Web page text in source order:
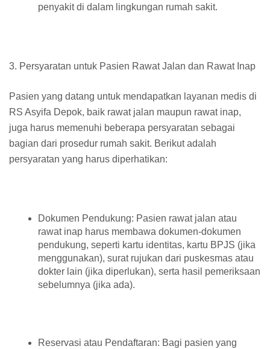
penyakit di dalam lingkungan rumah sakit.
3. Persyaratan untuk Pasien Rawat Jalan dan Rawat Inap
Pasien yang datang untuk mendapatkan layanan medis di
RS Asyifa Depok, baik rawat jalan maupun rawat inap,
juga harus memenuhi beberapa persyaratan sebagai
bagian dari prosedur rumah sakit. Berikut adalah
persyaratan yang harus diperhatikan:
Dokumen Pendukung: Pasien rawat jalan atau
rawat inap harus membawa dokumen-dokumen
pendukung, seperti kartu identitas, kartu BPJS (jika
menggunakan), surat rujukan dari puskesmas atau
dokter lain (jika diperlukan), serta hasil pemeriksaan
sebelumnya (jika ada).
Reservasi atau Pendaftaran: Bagi pasien yang